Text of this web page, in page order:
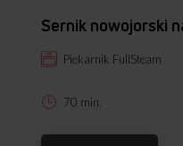
Sernik nowojorski
Piekarnik FullSteam
70 min.